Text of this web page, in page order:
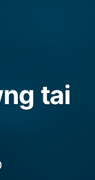
tai